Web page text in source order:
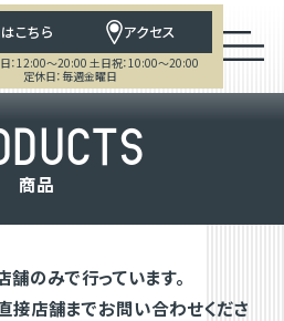
こちら アクセス
：12:00～20:00 土日祝：10:00～20:00
定休日：毎週金曜日
DUCTS
商品
のみで行っています。
接店舗までお問い合わせくださ